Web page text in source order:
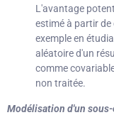
L'avantage
estimé à partir
exemple en
aléatoire d'un
comme
non traitée.
Modélisation d'un